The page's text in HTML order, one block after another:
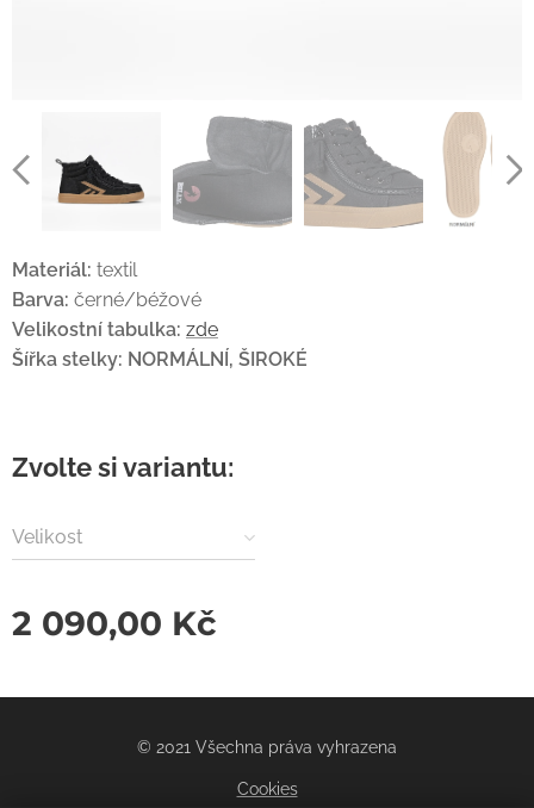
Materiál: textil
Barva: černé/béžové
Velikostní tabulka: zde
Šířka stelky: NORMÁLNÍ, ŠIROKÉ
Zvolte si variantu:
Velikost
2 090,00 Kč
© 2021 Všechna práva vyhrazena
Cookies